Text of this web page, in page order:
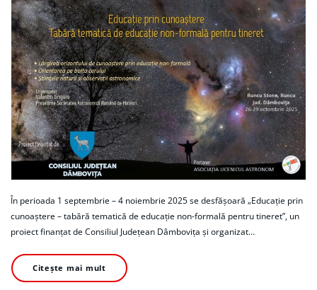
În perioada 1 septembrie – 4 noiembrie 2025 se desfășoară „Educație prin
cunoaștere – tabără tematică de educație non-formală pentru tineret”, un
proiect finanțat de Consiliul Județean Dâmbovița și organizat…
Citește mai mult